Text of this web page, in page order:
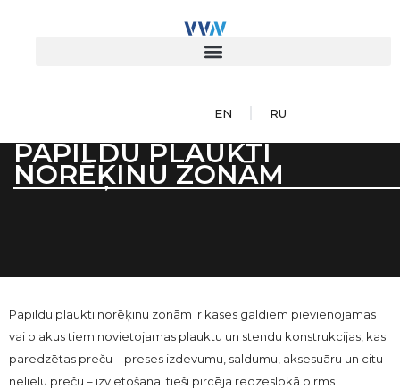
EN RU
PAPILDU PLAUKTI
NORĒĶINU ZONĀM
Papildu plaukti norēķinu zonām ir kases galdiem pievienojamas
vai blakus tiem novietojamas plauktu un stendu konstrukcijas, kas
paredzētas preču – preses izdevumu, saldumu, aksesuāru un citu
nelielu preču – izvietošanai tieši pircēja redzeslokā pirms